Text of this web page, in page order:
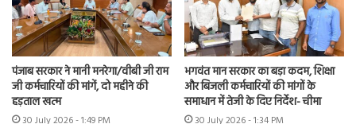
पंजाब सरकार ने मानी मनरेगा/वीबी जी राम
जी कर्मचारियों की मांगें, दो महीने की
हड़ताल खत्म
भगवंत मान सरकार का बड़ा कदम, शिक्षा
और बिजली कर्मचारियों की मांगों के
समाधान में तेजी के दिए निर्देश- चीमा